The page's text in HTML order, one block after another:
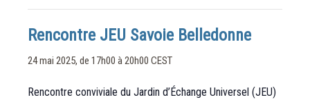
Rencontre JEU Savoie Belledonne
24 mai 2025, de 17h00 à20h00 CEST
Rencontre conviviale du Jardin d’Échange Universel (JEU)